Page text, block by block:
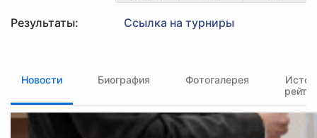
Результаты: Ссылка на турниры
Новости Биография Фотогалерея